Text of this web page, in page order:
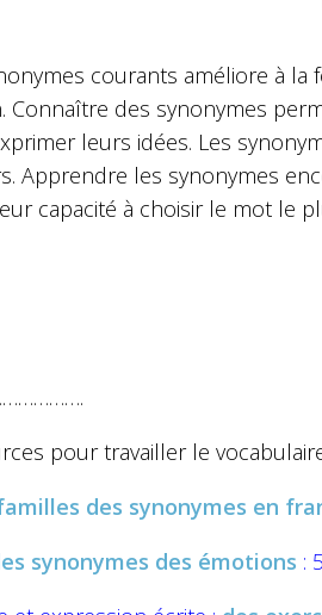
courants améliore à la
Connaître des synonymes
leurs idées. Les
Apprendre les synonymes
capacité à choisir le mot le
pour travailler le
des synonymes en
synonymes des émotions :